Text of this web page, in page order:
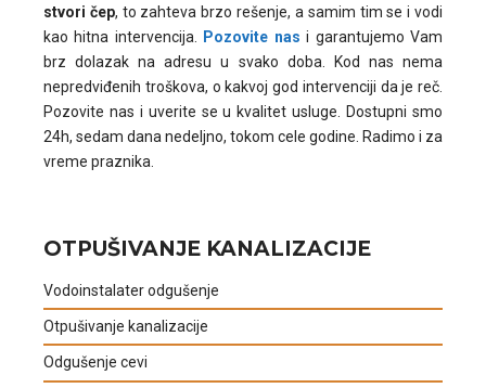
stvori čep, to zahteva brzo rešenje, a samim tim se i vodi
kao hitna intervencija. Pozovite nas i garantujemo Vam
brz dolazak na adresu u svako doba. Kod nas nema
nepredviđenih troškova, o kakvoj god intervenciji da je reč.
Pozovite nas i uverite se u kvalitet usluge. Dostupni smo
24h, sedam dana nedeljno, tokom cele godine. Radimo i za
vreme praznika.
OTPUŠIVANJE KANALIZACIJE
Vodoinstalater odgušenje
Otpušivanje kanalizacije
Odgušenje cevi